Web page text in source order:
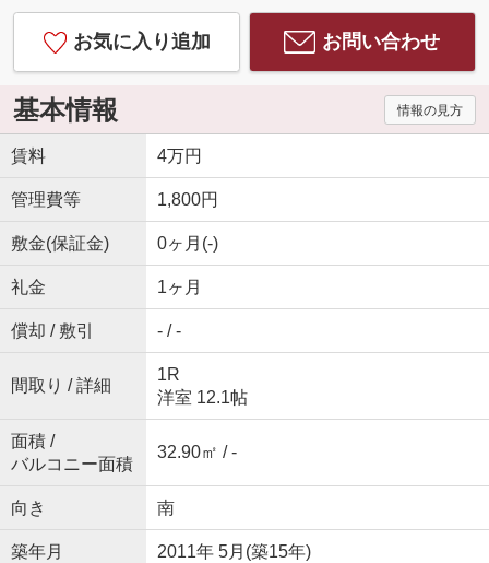
お気に入り追加 お問い合わせ
基本情報 情報の見方
賃料 4万円
管理費等 1,800円
敷金(保証金) 0ヶ月(-)
礼金 1ヶ月
償却 / 敷引 - / -
間取り / 詳細
1R
洋室 12.1帖
面積 /
バルコニー面積
32.90㎡ / -
向き 南
築年月 2011年 5月(築15年)